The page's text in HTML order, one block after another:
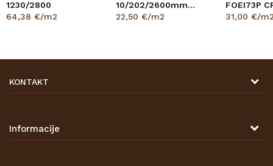
1230/2800
64,38 €/m2
10/202/2600mm
p=3,151 9002 BIJELA
22,50 €/m2
FOEI73P
8/180/
31,00 €/
KONTAKT
47000 Karlovac
Informacije